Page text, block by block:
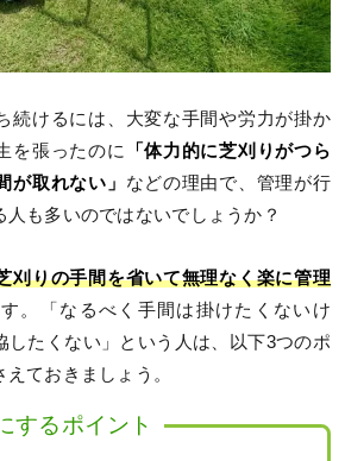
続けるには、大変な手間や労力が掛か
を張ったのに
「体力的に芝刈りがつら
が取れない」 などの理由で、管理が行
人も多いのではないでしょうか？
刈りの手間を省いて無理なく楽に管理
。「なるべく手間は掛けたくないけ
したくない」という人は、以下3つのポ
ておきましょう。
するポイント